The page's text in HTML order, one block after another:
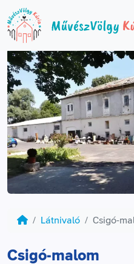
Látnivaló Csigó-
Csigó-malom